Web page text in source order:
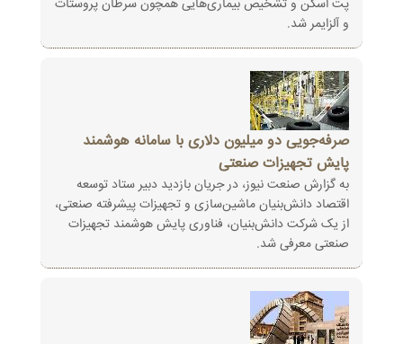
پت اسکن و تشخیص بیماری‌هایی همچون سرطان پروستات
و آلزایمر شد.
صرفه‌جویی دو میلیون دلاری با سامانه هوشمند
پایش تجهیزات صنعتی
به گزارش صنعت نیوز، در جریان بازدید دبیر ستاد توسعه
اقتصاد دانش‌بنیان ماشین‌سازی و تجهیزات پیشرفته صنعتی،
از یک شرکت دانش‌بنیان، فناوری پایش هوشمند تجهیزات
صنعتی معرفی شد.